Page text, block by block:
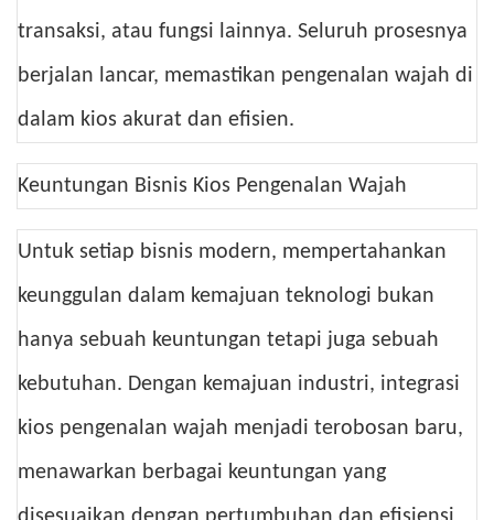
transaksi, atau fungsi lainnya. Seluruh prosesnya
berjalan lancar, memastikan pengenalan wajah di
dalam kios akurat dan efisien.
Keuntungan Bisnis Kios Pengenalan Wajah
Untuk setiap bisnis modern, mempertahankan
keunggulan dalam kemajuan teknologi bukan
hanya sebuah keuntungan tetapi juga sebuah
kebutuhan. Dengan kemajuan industri, integrasi
kios pengenalan wajah menjadi terobosan baru,
menawarkan berbagai keuntungan yang